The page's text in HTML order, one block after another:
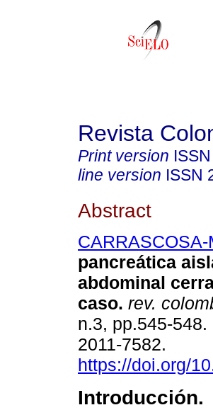
Revista
Print version ISSN
line version ISSN
Abstract
pancreática
abdominal
caso. rev.
n.3, pp.545-
2011-7582.
https://doi.org/
Introducción.